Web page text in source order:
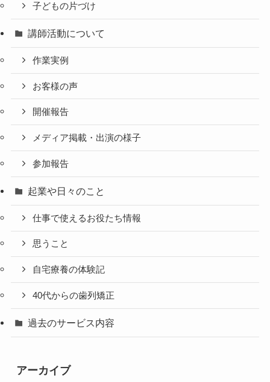
子どもの片づけ
講師活動について
作業実例
お客様の声
開催報告
メディア掲載・出演の様子
参加報告
起業や日々のこと
仕事で使えるお役たち情報
思うこと
自宅療養の体験記
40代からの歯列矯正
過去のサービス内容
アーカイブ